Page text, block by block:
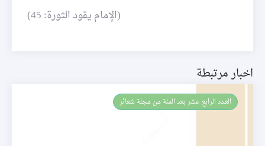
(الإمام يقود الثورة: 45)
اخبار مرتبطة
العـدد الرابع عشر بعد المئة من مجلة شعائر